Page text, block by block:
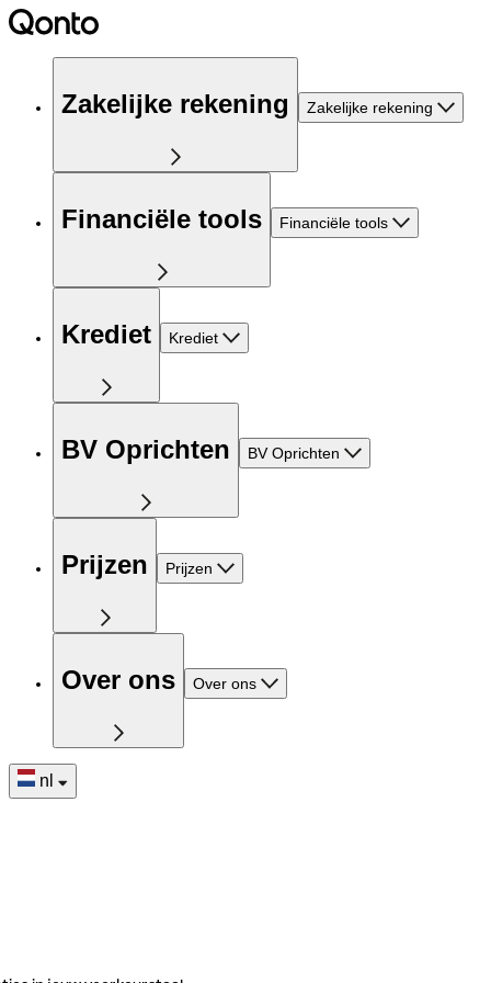
Zakelijke rekening Zakelijke rekening
Financiële tools Financiële tools
Krediet Krediet
BV Oprichten BV Oprichten
Prijzen Prijzen
Over ons Over ons
nl